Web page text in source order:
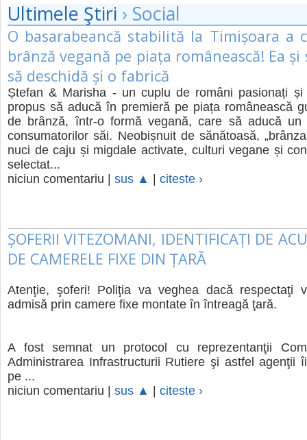
Ultimele Ştiri › Social
O basarabeancă stabilită la Timișoara a
brânză vegană pe piața românească! Ea
să deschidă și o fabrică
Ștefan & Marisha - un cuplu de români pasionați și
propus să aducă în premieră pe piața românească
de brânză, într-o formă vegană, care să aducă
consumatorilor săi. Neobișnuit de sănătoasă,
nuci de caju și migdale activate, culturi vegane și
selectat...
niciun comentariu | sus ▲ citeste ›
ȘOFERII VITEZOMANI, IDENTIFICAȚI DE
DE CAMERELE FIXE DIN ȚARĂ
Atenţie, şoferi! Poliţia va veghea dacă respectaţi
admisă prin camere fixe montate în întreagă ţară.
A fost semnat un protocol cu reprezentanţii
Administrarea Infrastructurii Rutiere şi astfel agenţii
pe ...
niciun comentariu | sus ▲ citeste ›